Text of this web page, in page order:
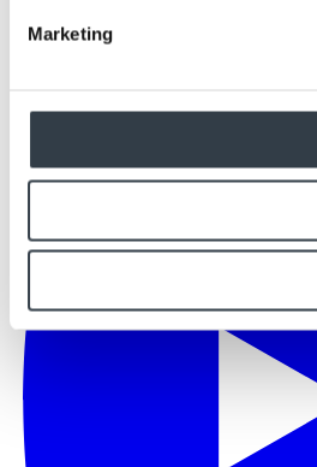
Marketing